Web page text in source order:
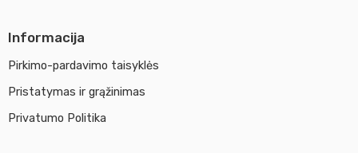
Informacija
Pirkimo-pardavimo taisyklės
Pristatymas ir grąžinimas
Privatumo Politika